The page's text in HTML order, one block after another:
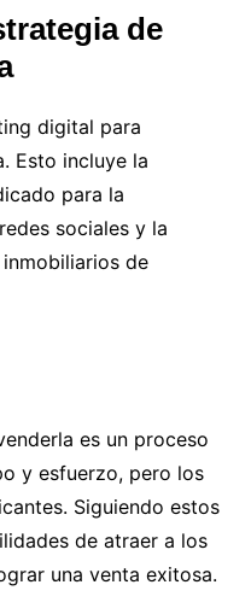
de
digital para
Esto incluye la
para la
sociales y la
de
es un proceso
y esfuerzo, pero los
Siguiendo estos
de atraer a los
una venta exitosa.